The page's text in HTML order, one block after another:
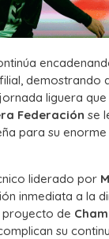
demostrando
liguera que
Federación se
para su
liderado por
inmediata a la
de
su